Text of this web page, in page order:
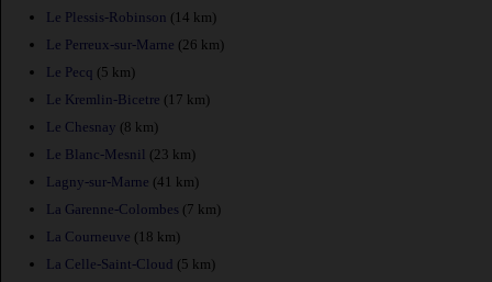
Le Plessis-Robinson (14 km)
Le Perreux-sur-Marne (26 km)
Le Pecq (5 km)
Le Kremlin-Bicetre (17 km)
Le Chesnay (8 km)
Le Blanc-Mesnil (23 km)
Lagny-sur-Marne (41 km)
La Garenne-Colombes (7 km)
La Courneuve (18 km)
La Celle-Saint-Cloud (5 km)